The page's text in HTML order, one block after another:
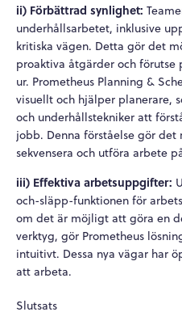
ii) Förbättrad synlighet:
underhållsarbetet, inklusive
kritiska vägen. Detta gör det
proaktiva åtgärder och
ur. Prometheus Planning &
visuellt och hjälper planerare,
och underhållstekniker att
jobb. Denna förståelse gör
sekvensera och utföra arbete
iii) Effektiva arbetsuppgifter:
och-släpp-funktionen för
om det är möjligt att göra en
verktyg, gör Prometheus
intuitivt. Dessa nya vägar har
att arbeta.
Slutsats